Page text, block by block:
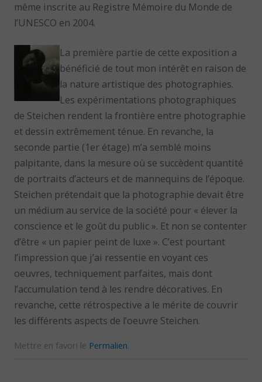
même inscrite au Registre Mémoire du Monde de
l’UNESCO en 2004.
La première partie de cette exposition a
bénéficié de tout mon intérêt en raison de
la nature artistique des photographies.
Les expérimentations photographiques
de Steichen rendent la frontière entre photographie
et dessin extrêmement ténue. En revanche, la
seconde partie (1er étage) m’a semblé moins
palpitante, dans la mesure où se succèdent quantité
de portraits d’acteurs et de mannequins de l’époque.
Steichen prétendait que la photographie devait être
un médium au service de la société pour « élever la
conscience et le goût du public ». Et non se contenter
d’être « un papier peint de luxe ». C’est pourtant
l’impression que j’ai ressentie en voyant ces
oeuvres, techniquement parfaites, mais dont
l’accumulation tend à les rendre décoratives. En
revanche, cette rétrospective a le mérite de couvrir
les différents aspects de l’oeuvre Steichen.
Mettre en favori le Permalien.